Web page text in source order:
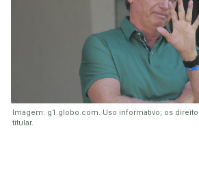
Imagem: g1.globo.com. Uso informativo; os
titular.